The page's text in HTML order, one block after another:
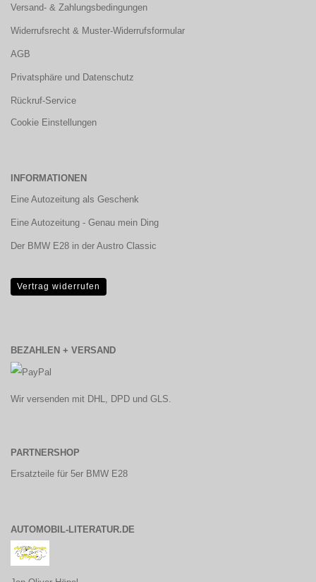
Versand- & Zahlungsbedingungen
Widerrufsrecht & Muster-Widerrufsformular
AGB
Privatsphäre und Datenschutz
Rückruf-Service
Cookie Einstellungen
INFORMATIONEN
Eine Autozeitung als Geschenk
Eine Autozeitung - Genau mein Ding
Der BMW E28 in der Austro Classic
Vertrag widerrufen
BEZAHLEN + VERSAND
Wir versenden mit DHL, DPD und GLS.
PARTNERSHOP
Ersatzteile für 5er BMW E28
AUTOMOBIL-LITERATUR.DE